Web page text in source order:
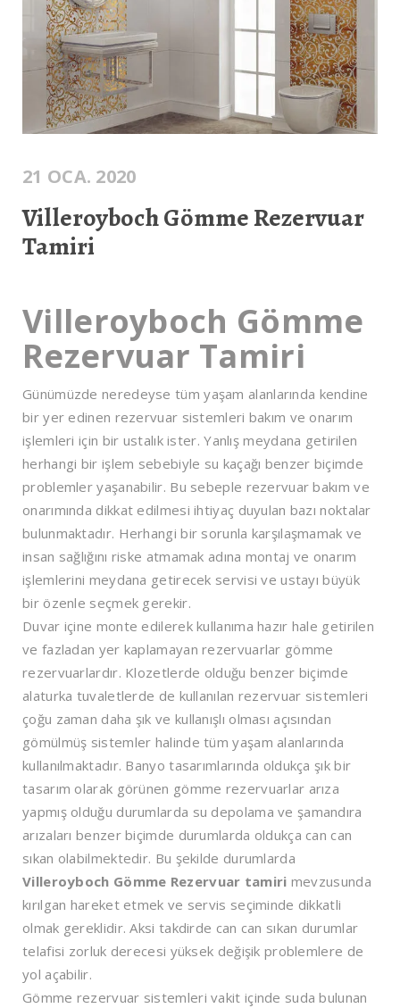
21 OCA. 2020
Villeroyboch Gömme Rezervuar
Tamiri
Villeroyboch Gömme
Rezervuar Tamiri
Günümüzde neredeyse tüm yaşam alanlarında kendine
bir yer edinen rezervuar sistemleri bakım ve onarım
işlemleri için bir ustalık ister. Yanlış meydana getirilen
herhangi bir işlem sebebiyle su kaçağı benzer biçimde
problemler yaşanabilir. Bu sebeple rezervuar bakım ve
onarımında dikkat edilmesi ihtiyaç duyulan bazı noktalar
bulunmaktadır. Herhangi bir sorunla karşılaşmamak ve
insan sağlığını riske atmamak adına montaj ve onarım
işlemlerini meydana getirecek servisi ve ustayı büyük
bir özenle seçmek gerekir.
Duvar içine monte edilerek kullanıma hazır hale getirilen
ve fazladan yer kaplamayan rezervuarlar gömme
rezervuarlardır. Klozetlerde olduğu benzer biçimde
alaturka tuvaletlerde de kullanılan rezervuar sistemleri
çoğu zaman daha şık ve kullanışlı olması açısından
gömülmüş sistemler halinde tüm yaşam alanlarında
kullanılmaktadır. Banyo tasarımlarında oldukça şık bir
tasarım olarak görünen gömme rezervuarlar arıza
yapmış olduğu durumlarda su depolama ve şamandıra
arızaları benzer biçimde durumlarda oldukça can can
sıkan olabilmektedir. Bu şekilde durumlarda
Villeroyboch Gömme Rezervuar tamiri mevzusunda
kırılgan hareket etmek ve servis seçiminde dikkatli
olmak gereklidir. Aksi takdirde can can sıkan durumlar
telafisi zorluk derecesi yüksek değişik problemlere de
yol açabilir.
Gömme rezervuar sistemleri vakit içinde suda bulunan